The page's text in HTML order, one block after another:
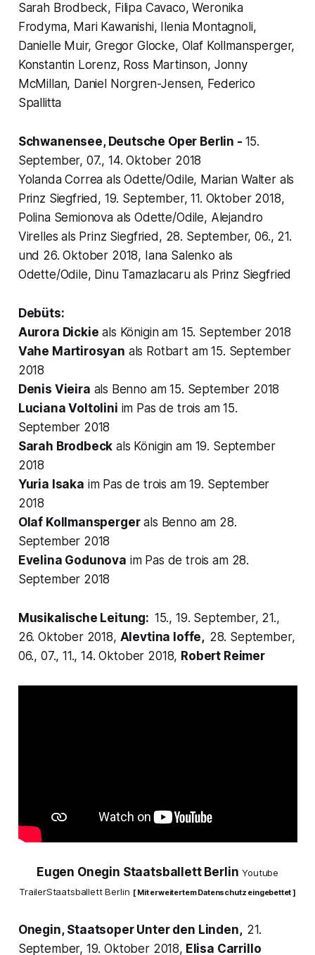
Sarah Brodbeck, Filipa Cavaco, Weronika
Frodyma, Mari Kawanishi, Ilenia Montagnoli,
Danielle Muir, Gregor Glocke, Olaf Kollmansperger,
Konstantin Lorenz, Ross Martinson, Jonny
McMillan, Daniel Norgren-Jensen, Federico
Spallitta
Schwanensee, Deutsche Oper Berlin - 15.
September, 07., 14. Oktober 2018
Yolanda Correa als Odette/Odile, Marian Walter als
Prinz Siegfried, 19. September, 11. Oktober 2018,
Polina Semionova als Odette/Odile, Alejandro
Virelles als Prinz Siegfried, 28. September, 06., 21.
und 26. Oktober 2018, Iana Salenko als
Odette/Odile, Dinu Tamazlacaru als Prinz Siegfried
Debüts:
Aurora Dickie als Königin am 15. September 2018
Vahe Martirosyan als Rotbart am 15. September
2018
Denis Vieira als Benno am 15. September 2018
Luciana Voltolini im Pas de trois am 15.
September 2018
Sarah Brodbeck als Königin am 19. September
2018
Yuria Isaka im Pas de trois am 19. September
2018
Olaf Kollmanspergerals Benno am 28.
September 2018
Evelina Godunova im Pas de trois am 28.
September 2018
Musikalische Leitung: 15., 19. September, 21.,
26. Oktober 2018, Alevtina Ioffe, 28. September,
06., 07., 11., 14. Oktober 2018, Robert Reimer
Eugen Onegin Staatsballett Berlin Youtube
TrailerStaatsballett Berlin [ Mit erweitertem Datenschutz eingebettet ]
Onegin,Staatsoper Unter den Linden, 21.
September, 19. Oktober 2018, Elisa Carrillo